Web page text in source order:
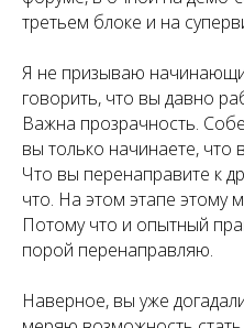
третьем блоке и на
Я не призываю
говорить, что вы давно
Важна прозрачность.
вы только начинаете, что
Что вы перенаправите к
что. На этом этапе этому
Потому что и опытный
порой перенаправляю.
Наверное, вы уже